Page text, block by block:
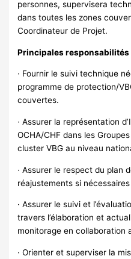
personnes, supervisera
dans toutes les zones
Coordinateur de Projet.
Principales responsabilités
· Fournir le suivi technique
programme de protection/
couvertes.
· Assurer la représentation
OCHA/CHF dans les
cluster VBG au niveau
· Assurer le respect du plan
réajustements si nécessaires
· Assurer le suivi et
travers l’élaboration et
monitorage en collaboration
· Orienter et superviser la